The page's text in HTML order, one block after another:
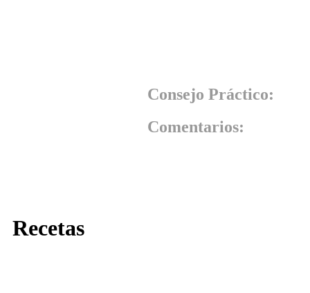
Consejo Práctico:
Comentarios:
Recetas